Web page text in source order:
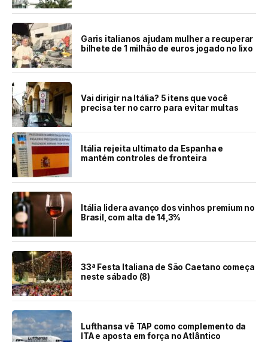
Garis italianos ajudam mulher a recuperar
bilhete de 1 milhão de euros jogado no lixo
Vai dirigir na Itália? 5 itens que você
precisa ter no carro para evitar multas
Itália rejeita ultimato da Espanha e
mantém controles de fronteira
Itália lidera avanço dos vinhos premium no
Brasil, com alta de 14,3%
33ª Festa Italiana de São Caetano começa
neste sábado (8)
Lufthansa vê TAP como complemento da
ITA e aposta em força no Atlântico